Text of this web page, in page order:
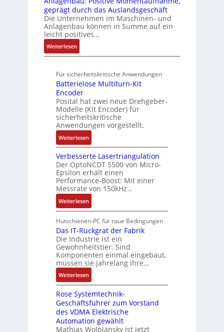
w
a
u
g
a
d
M
L
3
f
s
i
c
h
e
r
e
E
n
t
w
i
c
k
l
u
n
g
n
g
V
u
n
d
R
o
o
t
i
k
u
r
e
h
l
e
n
4
,
M
i
l
l
i
o
n
e
n
A
r
b
e
i
t
s
k
r
ä
f
t
e
A
b
o
u
t
A
t
o
m
a
t
i
x
p
a
n
d
i
e
r
t
geprägt durch das Auslandsgeschäft
Die Unternehmen im Maschinen- und
Anlagenbau können in Summe auf ein
leicht positives…
Weiterlesen:
A
f
t
r
a
g
s
e
i
n
g
a
n
g
i
m
s
c
h
i
n
e
n
-
u
n
d
Für sicherheitskritische Anwendungen
Batterielose Multiturn-Kit
Encoder
Posital hat zwei neue Drehgeber-
Modelle (Kit Encoder) für
sicherheitskritische
Anwendungen vorgestellt.
Weiterlesen:
B
a
t
t
e
r
i
e
l
o
s
e
M
u
l
i
t
u
r
Verbesserte Lasertriangulation
Der OptoNCDT 5500 von Micro-
Epsilon erhält einen
Performance-Boost: Mit einer
Messrate von 150kHz…
Weiterlesen:
V
e
r
b
e
s
s
e
r
t
e
L
a
Hutschienen-PC für raue Bedingungen
Das IT-Rückgrat der Fabrik
Die Industrie ist ein
Gewohnheitstier. Sind
Komponenten einmal eingebaut,
müssen sie jahrelang ihre…
Weiterlesen:
D
a
s
I
T
Rose Systemtechnik-
Geschäftsführer zum Vorstand
des VDMA Elektrische
Automation gewählt
Mathias Wolpiansky ist jetzt